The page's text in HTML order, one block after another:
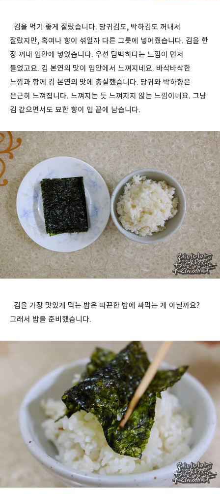
김을 먹기 좋게 잘랐습니다. 당귀김도, 박하김도 꺼내서
잘랐지만, 혹여나 향이 섞일까 다른 그릇에 넣어줬습니다. 김을 한
장 꺼내 입안에 넣었습니다. 우선 담백하다는 느낌이 먼저
들었고요. 김 본연의 맛이 입안에서 느껴지네요. 바삭바삭한
느낌과 함께 김 본연의 맛에 충실했습니다. 당귀와 박하향은
은근히 느껴집니다. 느껴지는 듯 느껴지지 않는 느낌이네요. 그냥
김 같으면서도 묘한 향이 입 끝에 남습니다.
김을 가장 맛있게 먹는 밥은 따끈한 밥에 싸먹는 게 아닐까요?
그래서 밥을 준비했습니다.